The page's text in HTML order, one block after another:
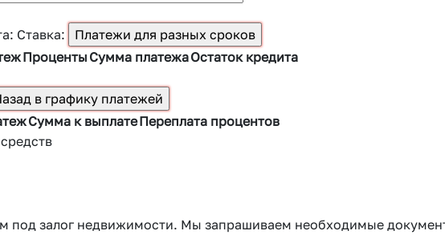
Ставка:
Проценты Сумма платежаОстаток кредита
Сумма к выплатеПереплата процентов
под залог недвижимости. Мы запрашиваем необходимые